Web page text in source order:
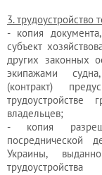
3. трудоустройство
- копия
субъект
других законных
экипажами
(контракт)
владельцев;
- копия
посреднической
Украины,